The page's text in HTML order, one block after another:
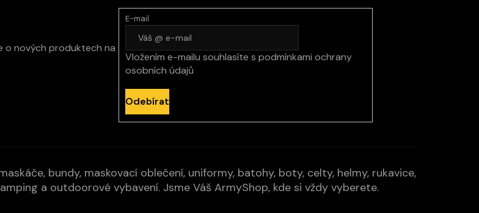
o nových produktech na
E-mail
Vložením e-mailu souhlasíte s podmínkami ochrany
osobních údajů
Odebírat
bundy, maskovací oblečení, uniformy, batohy, boty, celty, helmy, rukavice,
a outdoorové vybavení. Jsme Váš ArmyShop, kde si vždy vyberete.